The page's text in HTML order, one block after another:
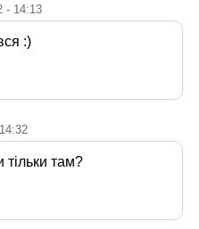
- 14:13
:)
там?